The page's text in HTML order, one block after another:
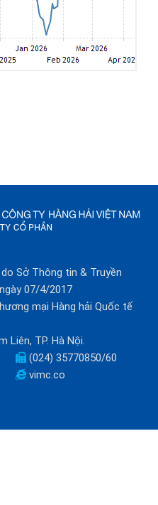
Sở Thông tin & Truyền
07/4/2017
mại Hàng hải Quốc tế
Liên, TP. Hà Nội.
(024) 35770850/60
vimc.co